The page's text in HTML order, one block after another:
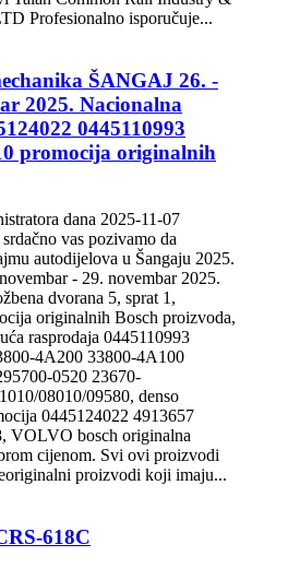
Profesionalno isporučuje...
ŠANGAJ 26. -
2025. Nacionalna
0445110993
promocija originalnih
dana 2025-11-07
vas pozivamo da
autodijelova u Šangaju 2025.
- 29. novembar 2025.
dvorana 5, sprat 1,
originalnih Bosch proizvoda,
rasprodaja 0445110993
4A200 33800-4A100
0520 23670-
08010/09580, denso
0445124022 4913657
VOLVO bosch originalna
cijenom. Svi ovi proizvodi
proizvodi koji imaju...
618C